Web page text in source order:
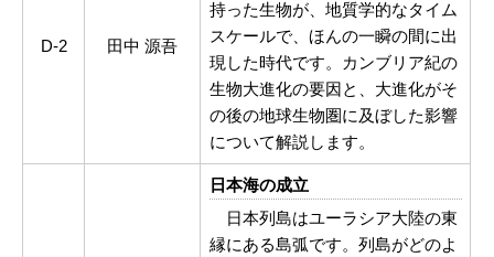
D-2 田中 源吾
持った生物が、地質学的なタイム
スケールで、ほんの一瞬の間に出
現した時代です。カンブリア紀の
生物大進化の要因と、大進化がそ
の後の地球生物圏に及ぼした影響
について解説します。
日本海の成立
日本列島はユーラシア大陸の東
縁にある島弧です。列島がどのよ